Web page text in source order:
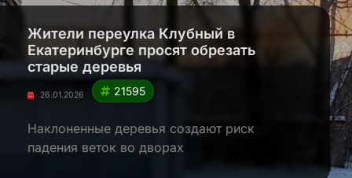
Жители переулка Клубный в
Екатеринбурге просят обрезать
старые деревья
26.01.2026 21595
Наклоненные деревья создают риск
падения веток во дворах